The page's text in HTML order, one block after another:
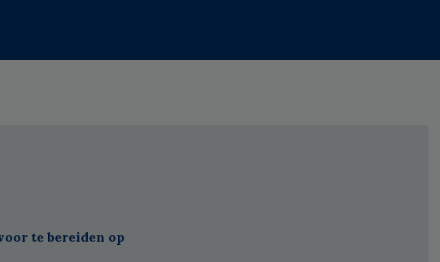
te bereiden op